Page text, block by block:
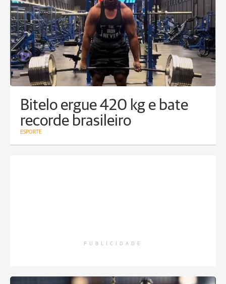
Bitelo ergue 420 kg e bate
recorde brasileiro
ESPORTE
PUBLICIDADE